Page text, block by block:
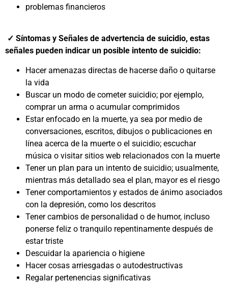
problemas financieros
✓ Síntomas y Señales de advertencia de suicidio, estas
señales pueden indicar un posible intento de suicidio:
Hacer amenazas directas de hacerse daño o quitarse
la vida
Buscar un modo de cometer suicidio; por ejemplo,
comprar un arma o acumular comprimidos
Estar enfocado en la muerte, ya sea por medio de
conversaciones, escritos, dibujos o publicaciones en
línea acerca de la muerte o el suicidio; escuchar
música o visitar sitios web relacionados con la muerte
Tener un plan para un intento de suicidio; usualmente,
mientras más detallado sea el plan, mayor es el riesgo
Tener comportamientos y estados de ánimo asociados
con la depresión, como los descritos
Tener cambios de personalidad o de humor, incluso
ponerse feliz o tranquilo repentinamente después de
estar triste
Descuidar la apariencia o higiene
Hacer cosas arriesgadas o autodestructivas
Regalar pertenencias significativas